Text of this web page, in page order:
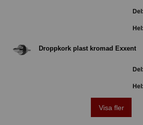
Droppkork plast kromad Exxent
Visa fler